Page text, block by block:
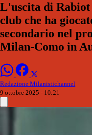
L'uscita di
club che ha
secondario nel
Milan-Como in
Redazione Milanistichannel
9 ottobre 2025 - 10:21